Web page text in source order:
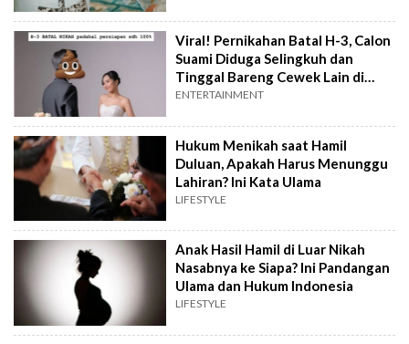
Viral! Pernikahan Batal H-3, Calon
Suami Diduga Selingkuh dan
Tinggal Bareng Cewek Lain di
Jepang
ENTERTAINMENT
Hukum Menikah saat Hamil
Duluan, Apakah Harus Menunggu
Lahiran? Ini Kata Ulama
LIFESTYLE
Anak Hasil Hamil di Luar Nikah
Nasabnya ke Siapa? Ini Pandangan
Ulama dan Hukum Indonesia
LIFESTYLE